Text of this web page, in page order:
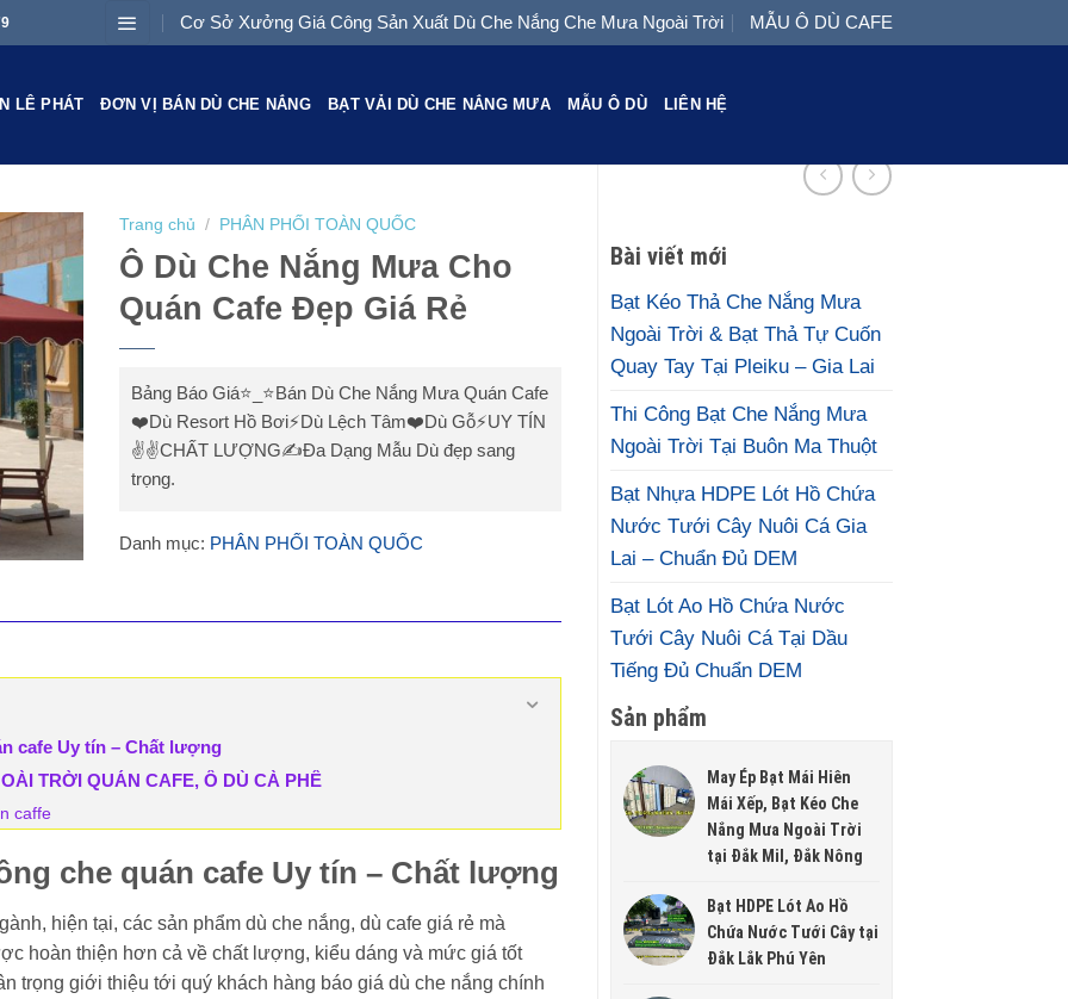
Cơ Sở Xưởng Giá Công Sản Xuất Dù Che Nắng Che Mưa Ngoài Trời MẪU Ô DÙ CAFE
LÊ PHÁT ĐƠN VỊ BÁN DÙ CHE NẮNG BẠT VẢI DÙ CHE NẮNG MƯA MẪU Ô DÙ LIÊN HỆ
Bài viết mới
Bạt Kéo Thả Che Nắng Mưa
Ngoài Trời & Bạt Thả Tự Cuốn
Quay Tay Tại Pleiku – Gia Lai
Thi Công Bạt Che Nắng Mưa
Ngoài Trời Tại Buôn Ma Thuột
Bạt Nhựa HDPE Lót Hồ Chứa
Nước Tưới Cây Nuôi Cá Gia
Lai – Chuẩn Đủ DEM
Bạt Lót Ao Hồ Chứa Nước
Tưới Cây Nuôi Cá Tại Dầu
Tiếng Đủ Chuẩn DEM
Sản phẩm
May Ép Bạt Mái Hiên
Mái Xếp, Bạt Kéo Che
Nắng Mưa Ngoài Trời
tại Đắk Mil, Đắk Nông
Bạt HDPE Lót Ao Hồ
Chứa Nước Tưới Cây tại
Đắk Lắk Phú Yên
Trang chủ / PHÂN PHỐI TOÀN QUỐC
Ô Dù Che Nắng Mưa Cho
Quán Cafe Đẹp Giá Rẻ
Bảng Báo Giá⭐️_⭐Bán Dù Che Nắng Mưa Quán Cafe
❤️Dù Resort Hồ Bơi⚡Dù Lệch Tâm❤️Dù Gỗ⚡UY TÍN
✌✌CHẤT LƯỢNG✍Đa Dạng Mẫu Dù đẹp sang
trọng.
Danh mục: PHÂN PHỐI TOÀN QUỐC
cafe Uy tín – Chất lượng
TRỜI QUÁN CAFE, Ô DÙ CÀ PHÊ
caffe
che quán cafe Uy tín – Chất lượng
hiện tại, các sản phẩm dù che nắng, dù cafe giá rẻ mà
hoàn thiện hơn cả về chất lượng, kiểu dáng và mức giá tốt
trọng giới thiệu tới quý khách hàng báo giá dù che nắng chính